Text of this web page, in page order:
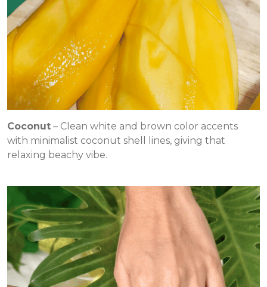
Coconut – Clean white and brown color accents
with minimalist coconut shell lines, giving that
relaxing beachy vibe.